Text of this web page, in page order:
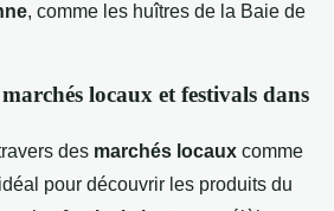
, comme les huîtres de la Baie de
locaux et festivals dans
des marchés locaux comme
pour découvrir les produits du